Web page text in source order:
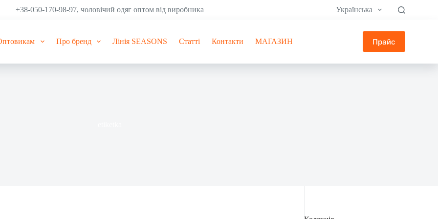
+38-050-170-98-97, чоловічий одяг оптом від виробника Українська
Про бренд Лінія SEASONS Статті Контакти МАГАЗИН Прайс